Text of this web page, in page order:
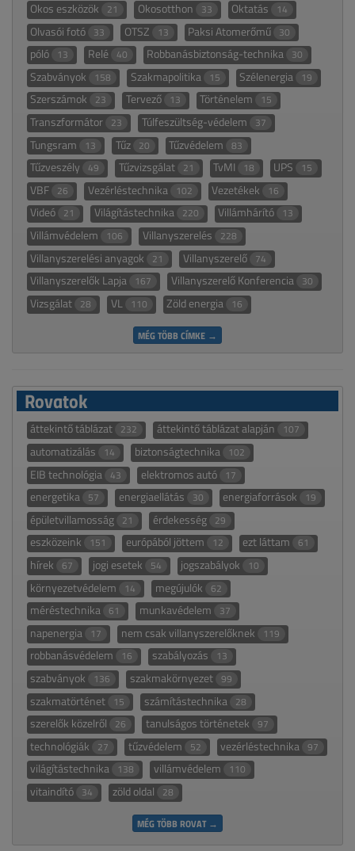
Okos eszközök 21 Okosotthon 33 Oktatás 14
Olvasói fotó 33 OTSZ 13 Paksi Atomerőmű 30
póló 13 Relé 40 Robbanásbiztonság-technika 30
Szabványok 158 Szakmapolitika 15 Szélenergia 19
Szerszámok 23 Tervező 13 Történelem 15
Transzformátor 23 Túlfeszültség-védelem 37
Tungsram 13 Tűz 20 Tűzvédelem 83
Tűzveszély 49 Tűzvizsgálat 21 TvMI 18 UPS 15
VBF 26 Vezérléstechnika 102 Vezetékek 16
Videó 21 Világítástechnika 220 Villámhárító 13
Villámvédelem 106 Villanyszerelés 228
Villanyszerelési anyagok 21 Villanyszerelő 74
Villanyszerelők Lapja 167 Villanyszerelő Konferencia 30
Vizsgálat 28 VL 110 Zöld energia 16
MÉG TÖBB CÍMKE →
Rovatok
áttekintő táblázat 232 áttekintő táblázat alapján 107
automatizálás 14 biztonságtechnika 102
EIB technológia 43 elektromos autó 17
energetika 57 energiaellátás 30 energiaforrások 19
épületvillamosság 21 érdekesség 29
eszközeink 151 európából jöttem 12 ezt láttam 61
hírek 67 jogi esetek 54 jogszabályok 10
környezetvédelem 14 megújulók 62
méréstechnika 61 munkavédelem 37
napenergia 17 nem csak villanyszerelőknek 119
robbanásvédelem 16 szabályozás 13
szabványok 136 szakmakörnyezet 99
szakmatörténet 15 számítástechnika 28
szerelők közelről 26 tanulságos történetek 97
technológiák 27 tűzvédelem 52 vezérléstechnika 97
világítástechnika 138 villámvédelem 110
vitaindító 34 zöld oldal 28
MÉG TÖBB ROVAT →